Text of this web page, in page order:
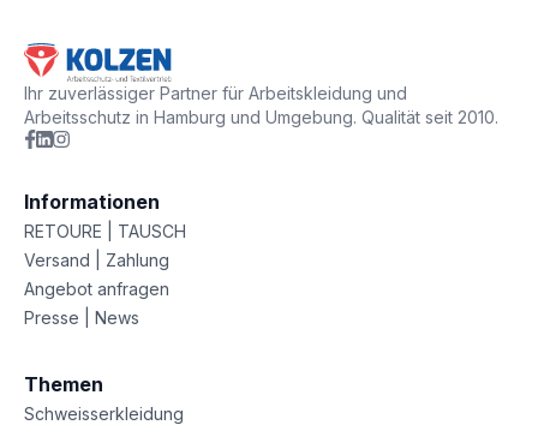
Ihr zuverlässiger Partner für Arbeitskleidung und
Arbeitsschutz in Hamburg und Umgebung. Qualität seit 2010.
Informationen
RETOURE | TAUSCH
Versand | Zahlung
Angebot anfragen
Presse | News
Themen
Schweisserkleidung